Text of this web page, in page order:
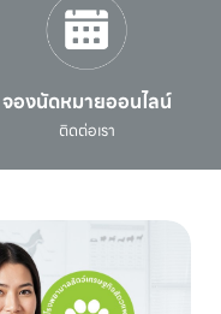
จองนัดหมายออนไลน์
ติดต่อเรา